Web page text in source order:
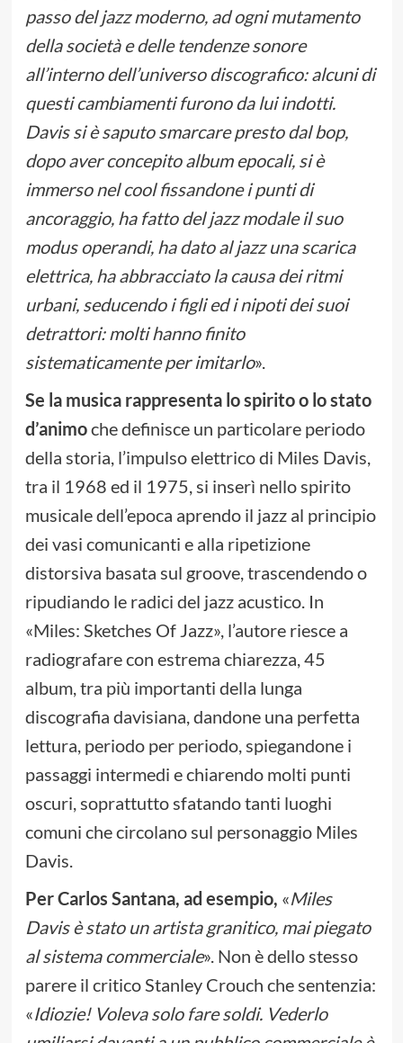
passo del jazz moderno, ad ogni mutamento
della società e delle tendenze sonore
all’interno dell’universo discografico: alcuni di
questi cambiamenti furono da lui indotti.
Davis si è saputo smarcare presto dal bop,
dopo aver concepito album epocali, si è
immerso nel cool fissandone i punti di
ancoraggio, ha fatto del jazz modale il suo
modus operandi, ha dato al jazz una scarica
elettrica, ha abbracciato la causa dei ritmi
urbani, seducendo i figli ed i nipoti dei suoi
detrattori: molti hanno finito
sistematicamente per imitarlo».
Se la musica rappresenta lo spirito o lo stato
d’animoche definisce un particolare periodo
della storia, l’impulso elettrico di Miles Davis,
tra il 1968 ed il 1975, si inserì nello spirito
musicale dell’epoca aprendo il jazz al principio
dei vasi comunicanti e alla ripetizione
distorsiva basata sul groove, trascendendo o
ripudiando le radici del jazz acustico. In
«Miles: Sketches Of Jazz», l’autore riesce a
radiografare con estrema chiarezza, 45
album, tra più importanti della lunga
discografia davisiana, dandone una perfetta
lettura, periodo per periodo, spiegandone i
passaggi intermedi e chiarendo molti punti
oscuri, soprattutto sfatando tanti luoghi
comuni che circolano sul personaggio Miles
Davis.
Per Carlos Santana, ad esempio, «Miles
Davis è stato un artista granitico, mai piegato
al sistema commerciale». Non è dello stesso
parere il critico Stanley Crouch che sentenzia:
«Idiozie! Voleva solo fare soldi. Vederlo